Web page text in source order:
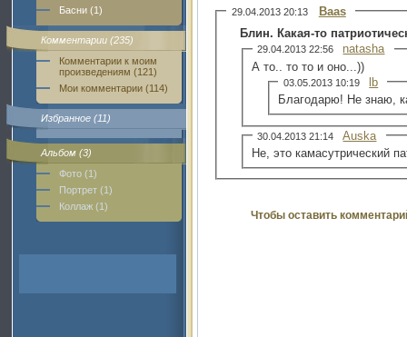
Басни (1)
Комментарии (235)
Комментарии к моим
произведениям (121)
Мои комментарии (114)
Избранное (11)
Альбом (3)
Фото (1)
Портрет (1)
Коллаж (1)
29.04.2013 20:13
Baas
Блин. Какая-то
29.04.2013 22:56
natasha
А то.. то то и оно...))
03.05.2013 10:19
lb
Благодарю! Не знаю,
30.04.2013 21:14
Auska
Не, это камасутрический
Чтобы оставить